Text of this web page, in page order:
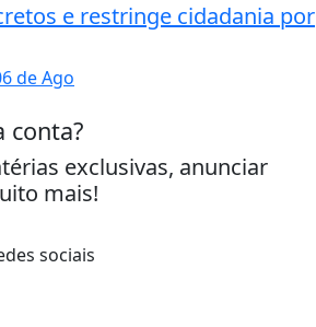
e restringe cidadania por
de Ago
conta?
exclusivas, anunciar
mais!
sociais